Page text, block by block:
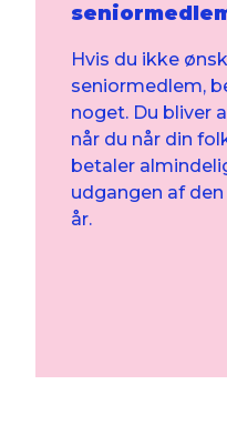
Hvis du ikke
seniormedlem,
noget. Du bliver
når du når din
betaler
udgangen af
år.